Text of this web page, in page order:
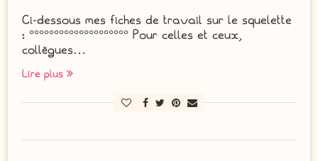
Ci-dessous mes fiches de travail sur le squelette
: °°°°°°°°°°°°°°°°°°°° Pour celles et ceux,
collègues…
Lire plus